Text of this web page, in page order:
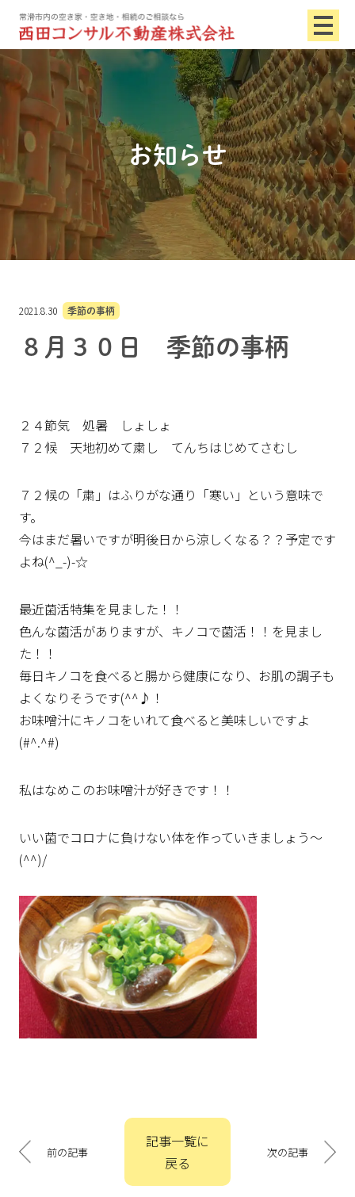
お知らせ
2021.8.30 季節の事柄
８月３０日 季節の事柄
２４節気 処暑 しょしょ
７２候 天地初めて粛し てんちはじめてさむし
７２候の「粛」はふりがな通り「寒い」という意味で
す。
今はまだ暑いですが明後日から涼しくなる？？予定です
よね(^_-)-☆
最近菌活特集を見ました！！
色んな菌活がありますが、キノコで菌活！！を見まし
た！！
毎日キノコを食べると腸から健康になり、お肌の調子も
よくなりそうです(^^♪！
お味噌汁にキノコをいれて食べると美味しいですよ
(#^.^#)
私はなめこのお味噌汁が好きです！！
いい菌でコロナに負けない体を作っていきましょう～
(^^)/
稿
ナ
前の記事
記事一覧に
戻る
次の記事